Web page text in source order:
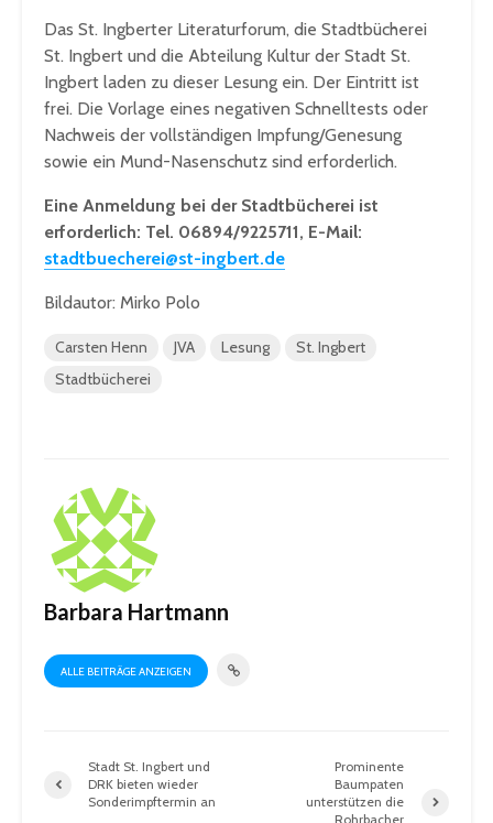
Das St. Ingberter Literaturforum, die Stadtbücherei
St. Ingbert und die Abteilung Kultur der Stadt St.
Ingbert laden zu dieser Lesung ein. Der Eintritt ist
frei. Die Vorlage eines negativen Schnelltests oder
Nachweis der vollständigen Impfung/Genesung
sowie ein Mund-Nasenschutz sind erforderlich.
Eine Anmeldung bei der Stadtbücherei ist
erforderlich: Tel. 06894/9225711, E-Mail:
stadtbuecherei@st-ingbert.de
Bildautor: Mirko Polo
Carsten Henn JVA Lesung
St. Ingbert
Stadtbücherei
Barbara Hartmann
ALLE BEITRÄGE ANZEIGEN
Stadt St. Ingbert und
DRK bieten wieder
Sonderimpftermin an
Prominente
Baumpaten
unterstützen die
Rohrbacher